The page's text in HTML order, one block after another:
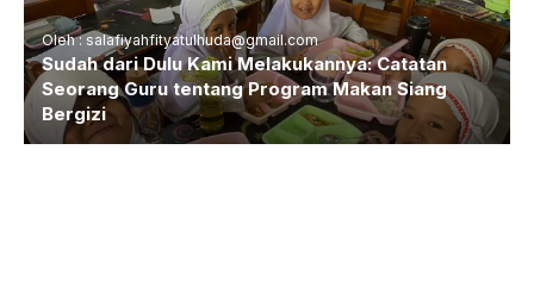
Oleh : salafiyahfityatulhuda@gmail.com
Sudah dari Dulu Kami Melakukannya: Catatan
Seorang Guru tentang Program Makan Siang
Bergizi